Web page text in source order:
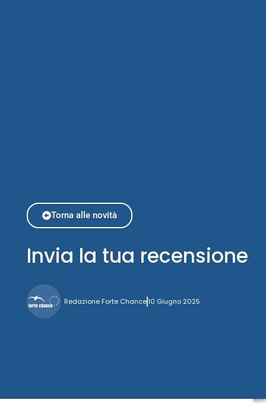
Torna alle novità
Invia la tua recensione
Redazione Forte Chance10 Giugno 2025